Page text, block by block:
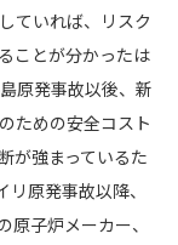
ていれば、リスク
ことが分かったは
原発事故以後、新
ための安全コスト
が強まっているた
原発事故以降、
子炉メーカー、